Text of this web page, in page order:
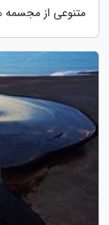
متنوعی از